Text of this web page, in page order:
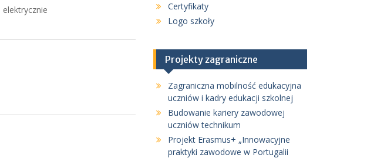
Certyfikaty
Logo szkoły
Projekty zagraniczne
Zagraniczna mobilność edukacyjna
uczniów i kadry edukacji szkolnej
Budowanie kariery zawodowej
uczniów technikum
Projekt Erasmus+ „Innowacyjne
praktyki zawodowe w Portugalii